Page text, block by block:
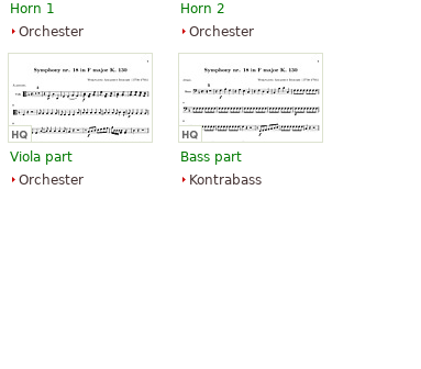
Horn 1
Orchester
Horn 2
Orchester
Viola part
Orchester
Bass part
Kontrabass